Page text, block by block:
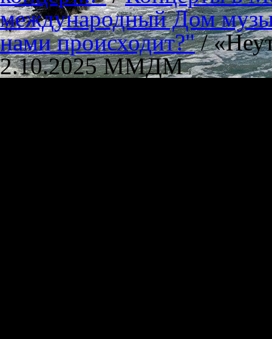
международный Дом
нами происходит?"/
2.10.2025 ММДМ